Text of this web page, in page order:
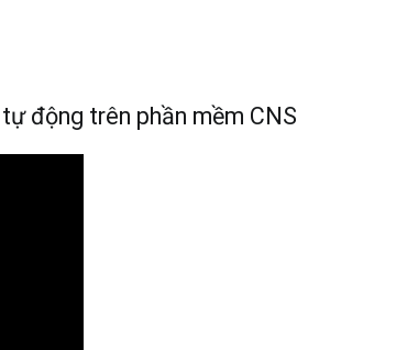
động trên phần mềm CNS